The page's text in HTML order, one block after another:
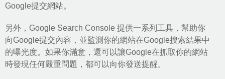
Google提交網站。
另外，Google Search Console 提供一系列工具，幫助你
向Google提交內容，並監測你的網站在Google搜索結果中
的曝光度。如果你滿意，還可以讓Google在抓取你的網站
時發現任何嚴重問題，都可以向你發送提醒。